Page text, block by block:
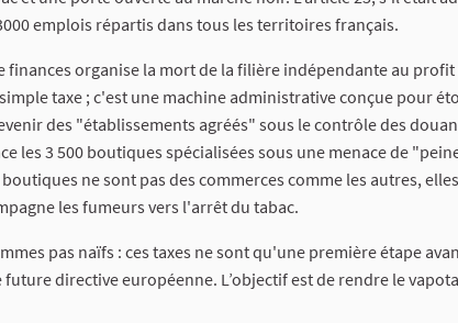
emplois répartis dans tous les territoires français.
finances organise la mort de la filière indépendante au
taxe ; c'est une machine administrative conçue pour
des "établissements agréés" sous le contrôle des
les 3 500 boutiques spécialisées sous une menace de
ne sont pas des commerces comme les autres,
les fumeurs vers l'arrêt du tabac.
pas naïfs : ces taxes ne sont qu'une première étape
directive européenne. L’objectif est de rendre le